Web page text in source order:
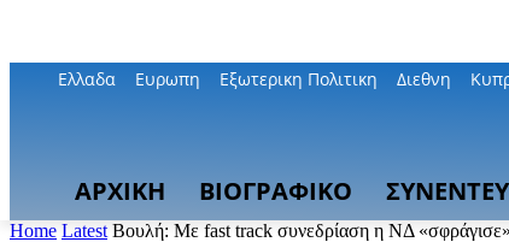
Ελλαδα Ευρωπη Εξωτερικη Πολιτικη Διεθνη
ΑΡΧΙΚΗ ΒΙΟΓΡΑΦΙΚΟ
Home Latest Βουλή: Με fast track συνεδρίαση η ΝΔ «σφράγισε»